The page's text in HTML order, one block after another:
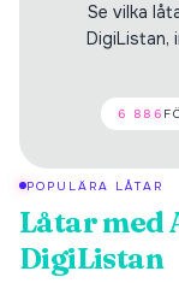
Se vilka
DigiListan,
6 886
POPULÄRA LÅTAR
Låtar med
DigiListan